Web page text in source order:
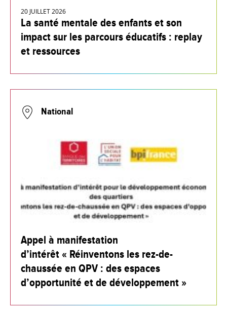
20 JUILLET 2026
La santé mentale des enfants et son
impact sur les parcours éducatifs : replay
et ressources
National
Appel à manifestation
d’intérêt « Réinventons les rez-de-
chaussée en QPV : des espaces
d’opportunité et de développement »